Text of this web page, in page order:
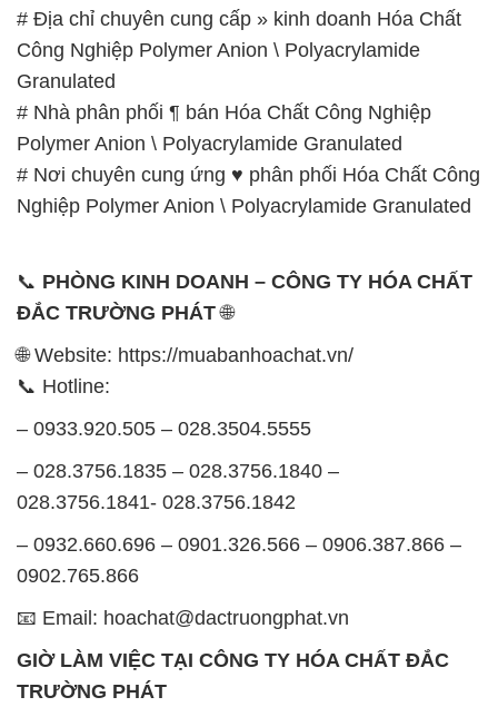
# Địa chỉ chuyên cung cấp » kinh doanh Hóa Chất
Công Nghiệp Polymer Anion \ Polyacrylamide
Granulated
# Nhà phân phối ¶ bán Hóa Chất Công Nghiệp
Polymer Anion \ Polyacrylamide Granulated
# Nơi chuyên cung ứng ♥ phân phối Hóa Chất Công
Nghiệp Polymer Anion \ Polyacrylamide Granulated
📞 PHÒNG KINH DOANH – CÔNG TY HÓA CHẤT
ĐẮC TRƯỜNG PHÁT🌐
🌐 Website: https://muabanhoachat.vn/
📞 Hotline:
– 0933.920.505 – 028.3504.5555
– 028.3756.1835 – 028.3756.1840 –
028.3756.1841- 028.3756.1842
– 0932.660.696 – 0901.326.566 – 0906.387.866 –
0902.765.866
📧 Email: hoachat@dactruongphat.vn
GIỜ LÀM VIỆC TẠI CÔNG TY HÓA CHẤT ĐẮC
TRƯỜNG PHÁT